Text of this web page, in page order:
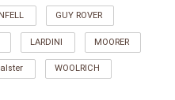
GUY ROVER
LARDINI MOORER
WOOLRICH